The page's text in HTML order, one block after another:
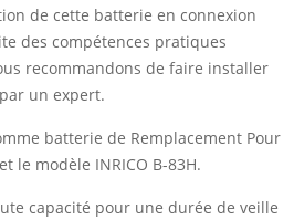
de cette batterie en connexion
des compétences pratiques
recommandons de faire installer
un expert.
batterie de Remplacement Pour
le modèle INRICO B-83H.
capacité pour une durée de veille